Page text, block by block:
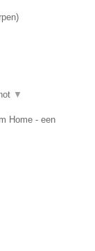
)
▼
Home - een